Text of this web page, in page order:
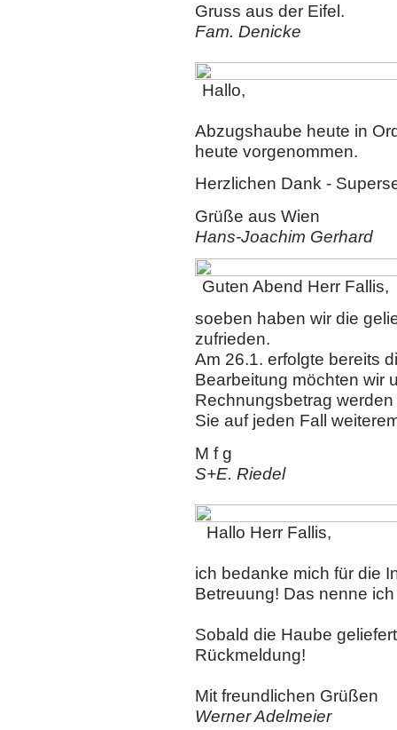
Gruss aus der Eifel.
Fam. Denicke
Hallo,
Abzugshaube heute in
heute vorgenommen.
Herzlichen Dank -
Grüße aus Wien
Hans-Joachim Gerhard
Guten Abend Herr Fallis,
soeben haben wir die
zufrieden.
Am 26.1. erfolgte bereits
Bearbeitung möchten wir
Rechnungsbetrag
Sie auf jeden Fall
M f g
S+E. Riedel
Hallo Herr Fallis,
ich bedanke mich für die
Betreuung! Das nenne
Sobald die Haube
Rückmeldung!
Mit freundlichen Grüßen
Werner Adelmeier